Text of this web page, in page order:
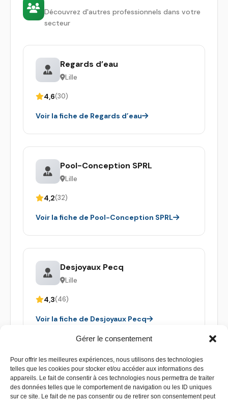
Gérer le consentement
Pour offrir les meilleures expériences, nous utilisons des technologies
telles que les cookies pour stocker et/ou accéder aux informations des
appareils. Le fait de consentir à ces technologies nous permettra de traiter
des données telles que le comportement de navigation ou les ID uniques
sur ce site. Le fait de ne pas consentir ou de retirer son consentement peut
Découvrez d'autres professionnels dans votre
secteur
Regards d’eau
Lille
4,6(30)
Voir la fiche de Regards d’eau
Pool-Conception SPRL
Lille
4,2(32)
Voir la fiche de Pool-Conception SPRL
Desjoyaux Pecq
Lille
4,3(46)
Voir la fiche de Desjoyaux Pecq